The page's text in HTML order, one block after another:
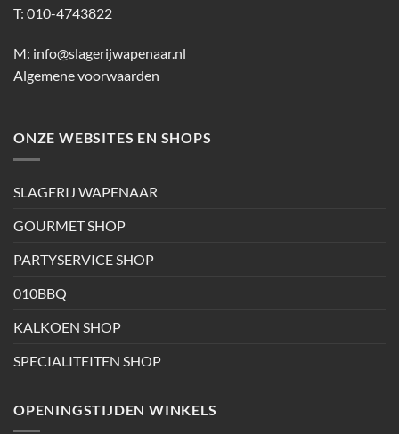
T: 010-4743822
M: info@slagerijwapenaar.nl
Algemene voorwaarden
ONZE WEBSITES EN SHOPS
SLAGERIJ WAPENAAR
GOURMET SHOP
PARTYSERVICE SHOP
010BBQ
KALKOEN SHOP
SPECIALITEITEN SHOP
OPENINGSTIJDEN WINKELS